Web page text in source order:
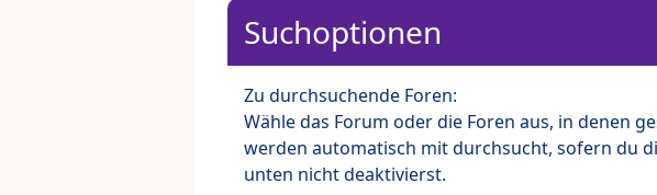
Suchoptionen
Zu durchsuchende Foren:
Wähle das Forum oder die Foren aus, in denen
werden automatisch mit durchsucht, sofern du
unten nicht deaktivierst.